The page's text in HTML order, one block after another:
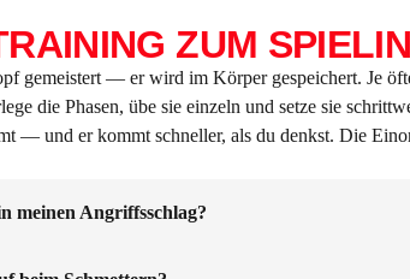
ZUM
gemeistert — er wird im Körper gespeichert. Je
die Phasen, übe sie einzeln und setze sie
— und er kommt schneller, als du denkst. Die
meinen Angriffsschlag?